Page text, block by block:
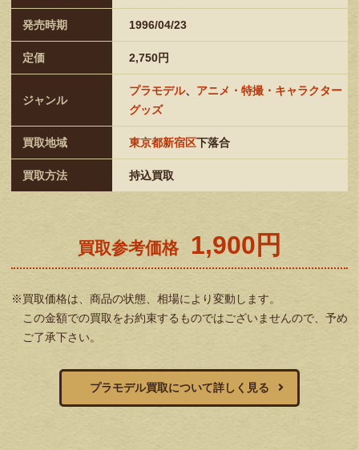
発売時期 1996/04/23
定価 2,750円
ジャンル
プラモデル、 アニメ・特撮・キャラクター
グッズ
買取地域 東京都新宿区下落合
買取方法 持込買取
買取参考価格 1,900円
※買取価格は、商品の状態、相場により変動します。
この金額での買取をお約束するものではございませんので、予め
ご了承下さい。
プラモデル買取について詳しく見る